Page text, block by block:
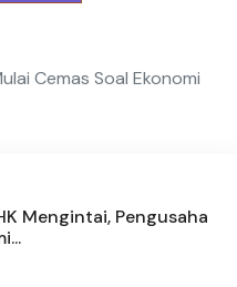
Cemas Soal Ekonomi
Mengintai, Pengusaha